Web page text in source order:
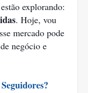
explorando:
. Hoje, vou
mercado pode
negócio e